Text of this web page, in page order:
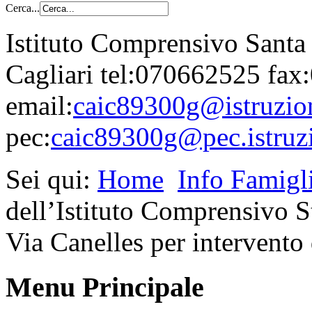
Cerca...
Istituto Comprensivo
Cagliari tel:070662525
email:
pec:
Sei qui: Home Info
dell’Istituto Comprensivo
Via Canelles per
Menu Principale